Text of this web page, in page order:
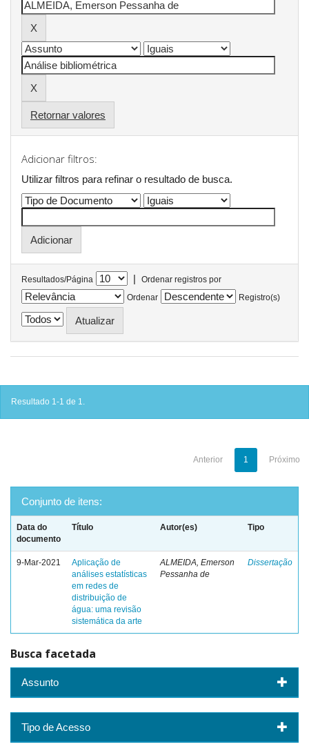
Retornar valores
Adicionar filtros:
Utilizar filtros para refinar o resultado de busca.
Resultados/Página |
Ordenar registros por
Ordenar
Registro(s)
Resultado 1-1 de 1.
Anterior 1 Próximo
Conjunto de itens:
Data do
documento
Título Autor(es) Tipo
9-Mar-2021
Aplicação de
análises estatísticas
em redes de
distribuição de
água: uma revisão
sistemática da arte
ALMEIDA, Emerson
Pessanha de
Dissertação
Busca facetada
Assunto
Tipo de Acesso